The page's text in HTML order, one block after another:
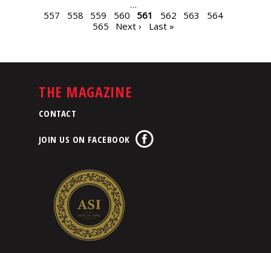
…
557
558 559 560 561 562 563
564
565
Next › Last »
THE MAGAZINE
CONTACT
JOIN US ON FACEBOOK